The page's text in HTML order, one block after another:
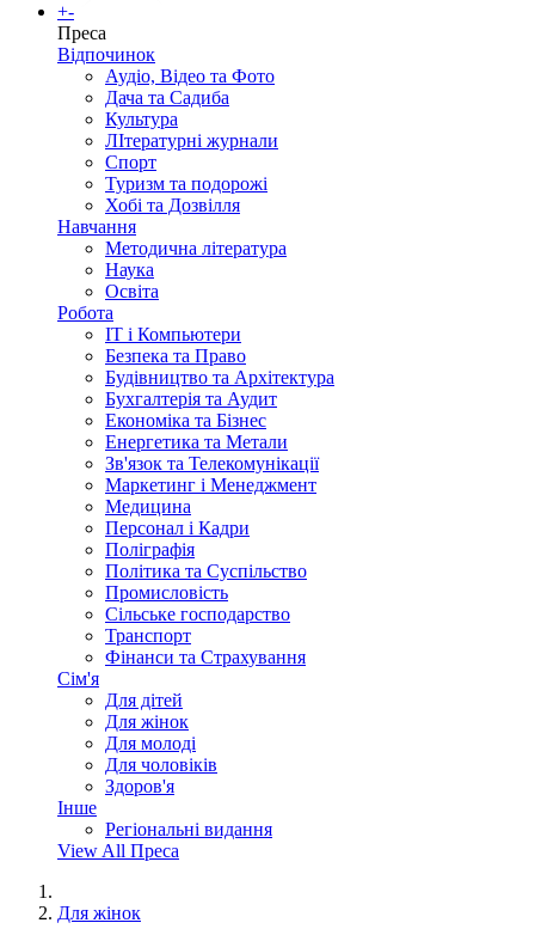
+-
Преса
Відпочинок
Аудіо, Відео та Фото
Дача та Садиба
Культура
ЛІтературні журнали
Спорт
Туризм та подорожі
Хобі та Дозвілля
Навчання
Методична література
Наука
Освіта
Робота
IT і Компьютери
Безпека та Право
Будівництво та Архітектура
Бухгалтерія та Аудит
Економіка та Бізнес
Енергетика та Метали
Зв'язок та Телекомунікації
Маркетинг і Менеджмент
Медицина
Персонал і Кадри
Поліграфія
Політика та Суспільство
Промисловість
Сільське господарство
Транспорт
Фінанси та Страхування
Сім'я
Для дітей
Для жінок
Для молоді
Для чоловіків
Здоров'я
Інше
Регіональні видання
View All Преса
Для жінок